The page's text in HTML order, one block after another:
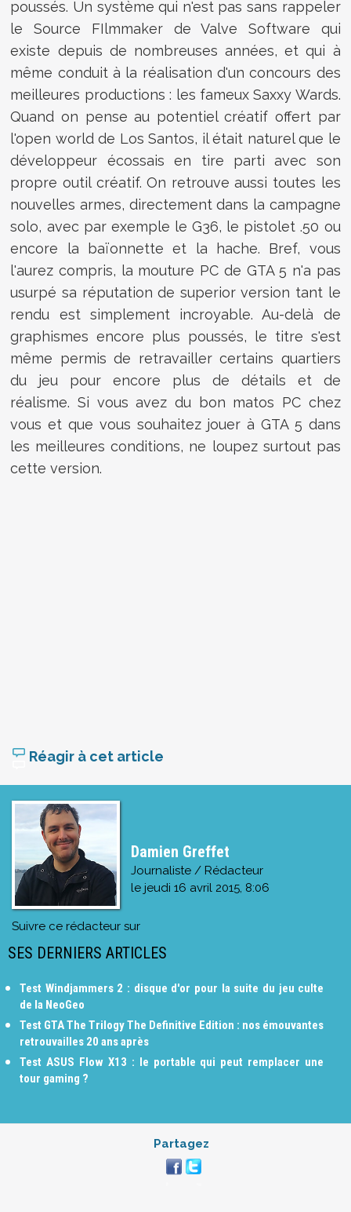
poussés. Un système qui n'est pas sans rappeler
le Source FIlmmaker de Valve Software qui
existe depuis de nombreuses années, et qui à
même conduit à la réalisation d'un concours des
meilleures productions : les fameux Saxxy Wards.
Quand on pense au potentiel créatif offert par
l'open world de Los Santos, il était naturel que le
développeur écossais en tire parti avec son
propre outil créatif. On retrouve aussi toutes les
nouvelles armes, directement dans la campagne
solo, avec par exemple le G36, le pistolet .50 ou
encore la baïonnette et la hache. Bref, vous
l'aurez compris, la mouture PC de GTA 5 n'a pas
usurpé sa réputation de superior version tant le
rendu est simplement incroyable. Au-delà de
graphismes encore plus poussés, le titre s'est
même permis de retravailler certains quartiers
du jeu pour encore plus de détails et de
réalisme. Si vous avez du bon matos PC chez
vous et que vous souhaitez jouer à GTA 5 dans
les meilleures conditions, ne loupez surtout pas
cette version.
Réagir à cet article
Damien Greffet
Journaliste / Rédacteur
le jeudi 16 avril 2015, 8:06
Suivre ce rédacteur sur
SES DERNIERS ARTICLES
Test Windjammers 2 : disque d'or pour la suite du jeu culte
de la NeoGeo
Test GTA The Trilogy The Definitive Edition : nos émouvantes
retrouvailles 20 ans après
Test ASUS Flow X13 : le portable qui peut remplacer une
tour gaming ?
Partagez